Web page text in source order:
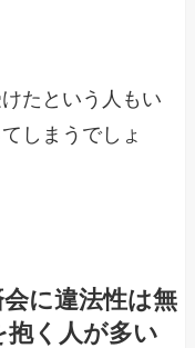
たという人もい
しまうでしょ
に違法性は無
抱く人が多い